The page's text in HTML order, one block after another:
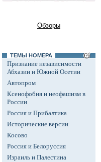
Обзоры
ТЕМЫ НОМЕРА
Признание независимости
Абхазии и Южной Осетии
Автопром
Ксенофобия и неофашизм в
России
Россия и Прибалтика
Исторические версии
Косово
Россия и Белоруссия
Израиль и Палестина